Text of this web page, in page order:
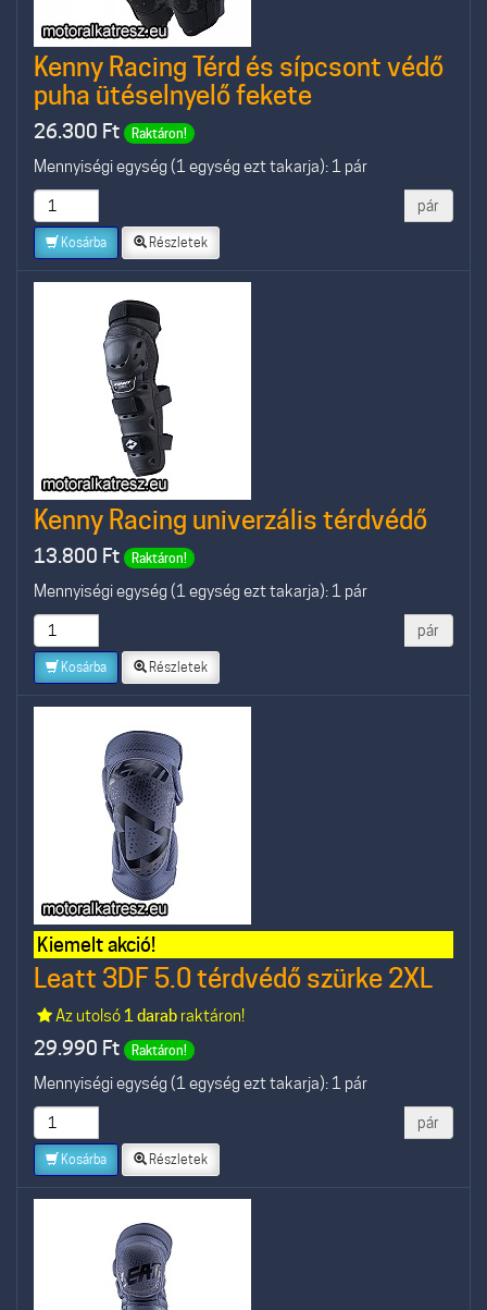
Kenny Racing Térd és sípcsont védő
puha ütéselnyelő fekete
26.300 Ft Raktáron!
Mennyiségi egység (1 egység ezt takarja): 1 pár
pár
Kosárba Részletek
Kenny Racing univerzális térdvédő
13.800 Ft Raktáron!
Mennyiségi egység (1 egység ezt takarja): 1 pár
pár
Kosárba Részletek
Kiemelt akció!
Leatt 3DF 5.0 térdvédő szürke 2XL
Az utolsó 1 darabraktáron!
29.990 Ft Raktáron!
Mennyiségi egység (1 egység ezt takarja): 1 pár
pár
Kosárba Részletek